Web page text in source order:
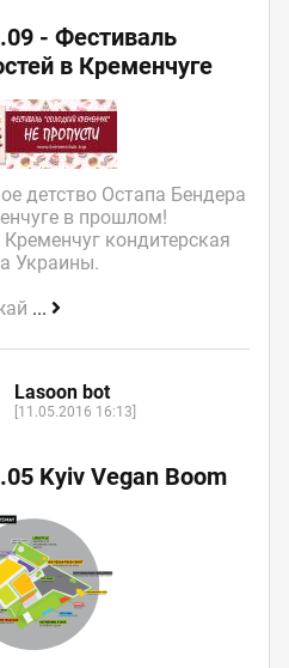
- Фестиваль
в Кременчуге
детство Остапа Бендера
в прошлом!
Кременчуг кондитерская
Украины.
...
Lasoon bot
[11.05.2016 16:13]
Kyiv Vegan Boom